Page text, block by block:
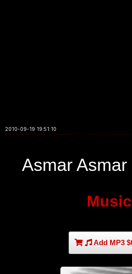
2010-09-19 19:51:10
Asmar Asmar
Music
Add MP3